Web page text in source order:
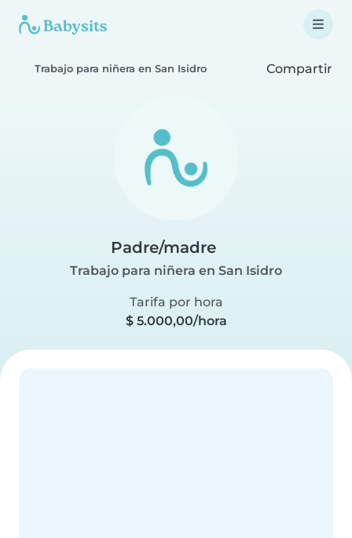
Trabajo para niñera en San Isidro Compartir
Padre/madre
Trabajo para niñera en San Isidro
Tarifa por hora
$ 5.000,00/hora